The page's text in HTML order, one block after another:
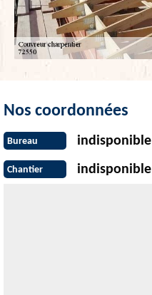
Nos coordonnées
Bureau indisponible
Chantier indisponible